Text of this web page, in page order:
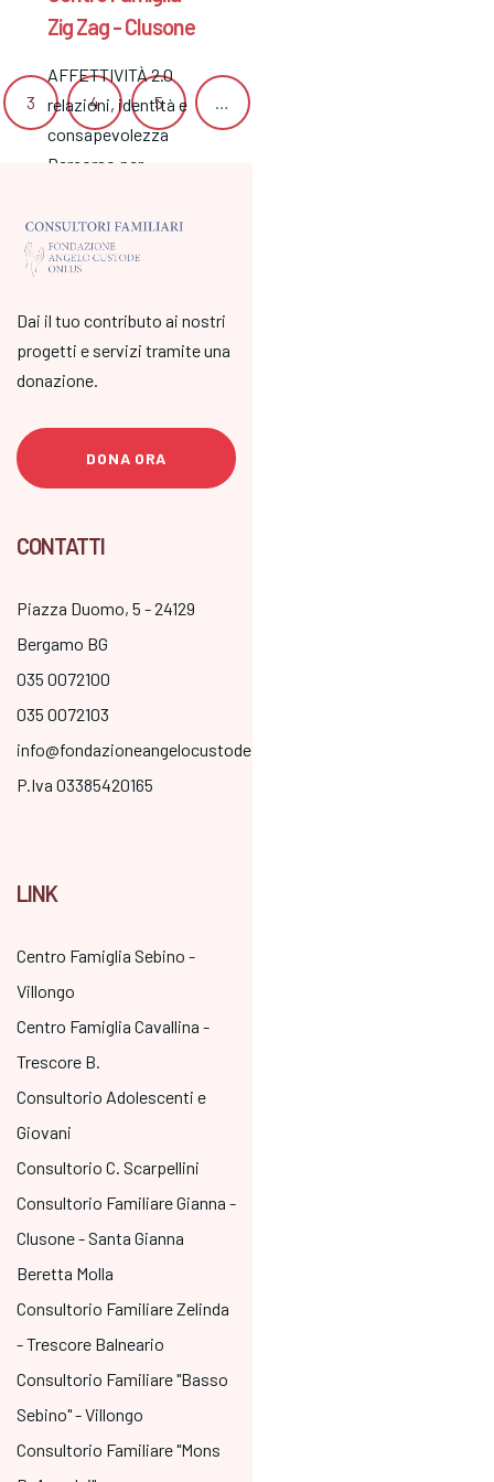
Zig Zag - Clusone
AFFETTIVITÀ 2.0
relazioni, identità e
consapevolezza
Percorso per
2012 - 2010 La
relazione fra noi e gli
3 4 5 …
Dai il tuo contributo ai nostri
progetti e servizi tramite una
donazione.
DONA ORA
CONTATTI
Piazza Duomo, 5 - 24129
Bergamo BG
035 0072100
035 0072103
info@fondazioneangelocustode.it
P.Iva 03385420165
LINK
Centro Famiglia Sebino -
Villongo
Centro Famiglia Cavallina -
Trescore B.
Consultorio Adolescenti e
Giovani
Consultorio C. Scarpellini
Consultorio Familiare Gianna -
Clusone - Santa Gianna
Beretta Molla
Consultorio Familiare Zelinda
- Trescore Balneario
Consultorio Familiare "Basso
Sebino" - Villongo
Consultorio Familiare "Mons